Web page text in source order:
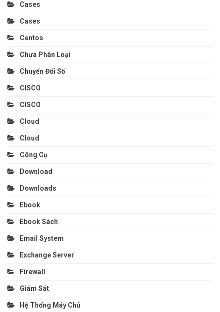
Cases
Cases
Centos
Chưa Phân Loại
Chuyển Đổi Số
CISCO
CISCO
Cloud
Cloud
Công Cụ
Download
Downloads
Ebook
Ebook Sách
Email System
Exchange Server
Firewall
Giám Sát
Hệ Thống Máy Chủ